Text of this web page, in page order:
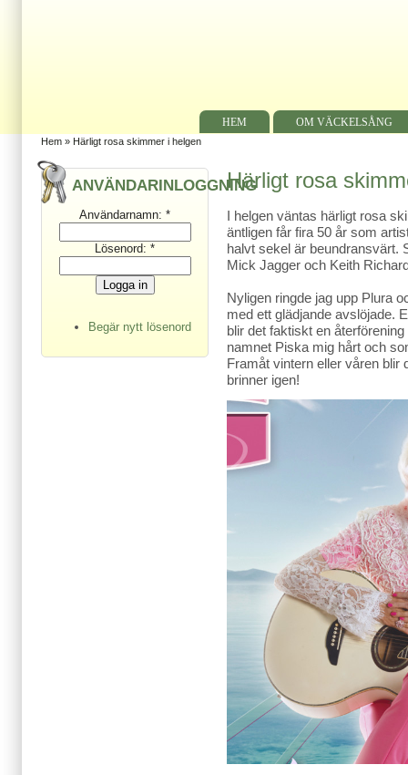
HEM OM VÄCKELSÅNG
Hem » Härligt rosa skimmer i helgen
Härligt rosa
I helgen väntas härligt rosa
äntligen får fira 50 år som
halvt sekel är beundransvärt.
Mick Jagger och Keith
Nyligen ringde jag upp Plura
med ett glädjande avslöjade.
blir det faktiskt en
namnet Piska mig hårt och
Framåt vintern eller våren
brinner igen!
ANVÄNDARINLOGGNING
Användarnamn: *
Lösenord: *
Begär nytt lösenord